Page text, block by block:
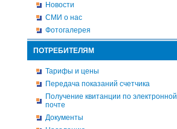
Новости
СМИ о нас
Фотогалерея
ПОТРЕБИТЕЛЯМ
Тарифы и цены
Передача показаний счетчика
Получение квитанции по электронной
почте
Документы